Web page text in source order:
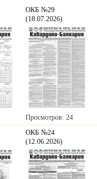
ОКБ №29
(18.07.2026)
Просмотров: 24
ОКБ №24
(12.06.2026)